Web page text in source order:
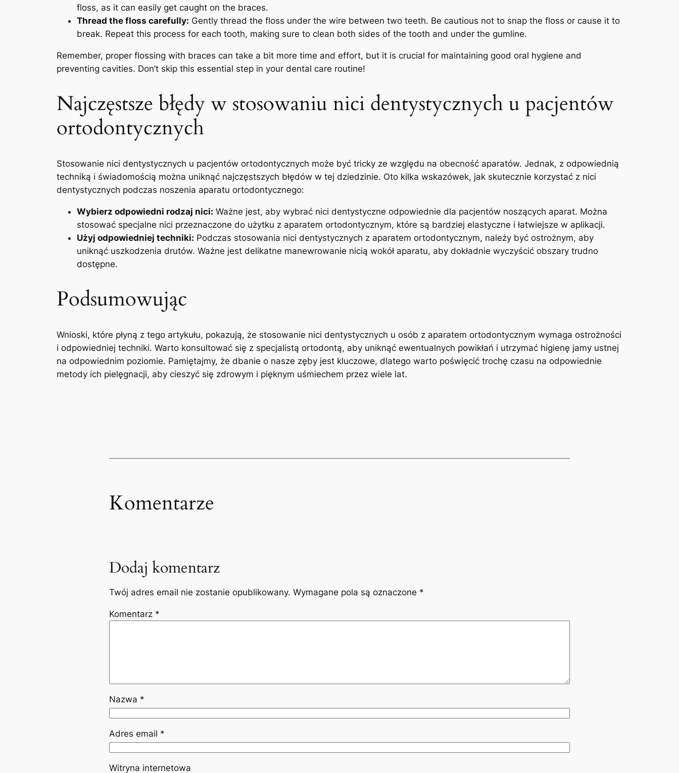
floss, as it can⁤ easily get caught on‌ the ‍braces.
Thread‌ the floss carefully: ⁣Gently thread the ‌floss under the wire between ‍two‌ teeth. Be cautious‍ not to‌ snap the floss or⁣ cause it to
break. Repeat this process ‍for​ each​ tooth, making sure to clean both sides of the ⁣tooth and ⁢under the⁢ gumline.
Remember, proper flossing with braces can​ take a bit more time and effort, but it is​ crucial for maintaining good oral hygiene and
preventing cavities. ‌Don’t skip this‍ essential step ⁤in your dental​ care routine!
Najczęstsze błędy w⁢ stosowaniu nici dentystycznych‌ u pacjentów
‌ortodontycznych
Stosowanie nici dentystycznych ‌u pacjentów ‌ortodontycznych może być ⁢tricky ⁣ze względu na ⁤obecność​ aparatów. Jednak, z⁣ odpowiednią
techniką⁣ i świadomością można uniknąć najczęstszych błędów w tej dziedzinie. ⁤Oto‍ kilka wskazówek, ‍jak skutecznie korzystać z nici
dentystycznych podczas noszenia aparatu ortodontycznego:
Wybierz odpowiedni rodzaj nici: Ważne ⁢jest, aby wybrać nici dentystyczne ⁣odpowiednie‌ dla pacjentów noszących aparat. Można
stosować specjalne ‌nici przeznaczone do użytku z aparatem ortodontycznym, ⁣które są​ bardziej elastyczne i ‌łatwiejsze w aplikacji.
Użyj odpowiedniej techniki: ​Podczas⁢ stosowania nici ⁢dentystycznych ⁣z aparatem ortodontycznym, należy być ostrożnym, aby
uniknąć uszkodzenia ⁣drutów. ⁤Ważne jest​ delikatne manewrowanie nicią wokół aparatu, ⁣aby ⁣dokładnie wyczyścić‍ obszary trudno
dostępne.
Podsumowując
Wnioski, które płyną z ⁤tego⁣ artykułu, ‍pokazują,​ że⁣ stosowanie nici dentystycznych​ u ‌osób z​ aparatem ortodontycznym wymaga ostrożności
i odpowiedniej techniki. Warto⁤ konsultować się ​z ⁤specjalistą ortodontą, aby uniknąć ewentualnych powikłań i utrzymać higienę⁢ jamy⁣ ustnej
na ⁢odpowiednim‌ poziomie. Pamiętajmy, że dbanie o nasze zęby jest kluczowe,⁤ dlatego warto poświęcić trochę‍ czasu na odpowiednie
‌metody ich⁣ pielęgnacji, aby cieszyć się⁣ zdrowym i pięknym uśmiechem‌ przez wiele lat.
Komentarze
Dodaj komentarz
Twój adres email nie zostanie opublikowany. Wymagane pola są oznaczone *
Komentarz *
Nazwa *
Adres email *
Witryna internetowa